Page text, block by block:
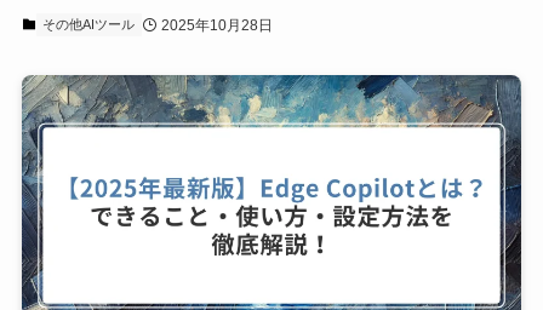
その他AIツール 2025年10月28日